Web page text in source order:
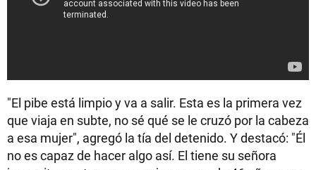
"El pibe está limpio y va a salir. Esta es la primera vez
que viaja en subte, no sé qué se le cruzó por la cabeza
a esa mujer", agregó la tía del detenido. Y destacó: "Él
no es capaz de hacer algo así. El tiene su señora